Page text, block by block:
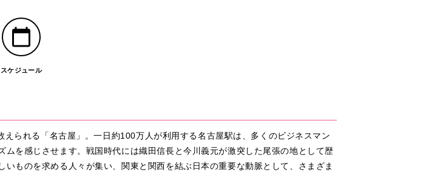
スケジュール
られる「名古屋」。一日約100万人が利用する名古屋駅は、多くのビジネスマン
を感じさせます。戦国時代には織田信長と今川義元が激突した尾張の地として歴
ものを求める人々が集い、関東と関西を結ぶ日本の重要な動脈として、さまざま